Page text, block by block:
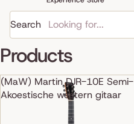
Search
Products
(MaW) Martin DJR-10E Semi-
Akoestische western gitaar